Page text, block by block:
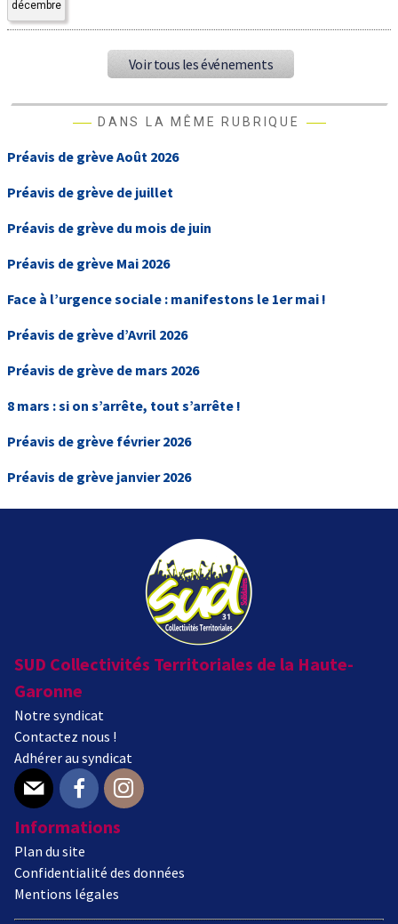
décembre
Voir tous les événements
DANS LA MÊME RUBRIQUE
Préavis de grève Août 2026
Préavis de grève de juillet
Préavis de grève du mois de juin
Préavis de grève Mai 2026
Face à l’urgence sociale : manifestons le 1er mai !
Préavis de grève d’Avril 2026
Préavis de grève de mars 2026
8 mars : si on s’arrête, tout s’arrête !
Préavis de grève février 2026
Préavis de grève janvier 2026
SUD Collectivités Territoriales de la Haute-
Garonne
Notre syndicat
Contactez nous !
Adhérer au syndicat
E-mail Facebook
Informations
Plan du site
Confidentialité des données
Mentions légales